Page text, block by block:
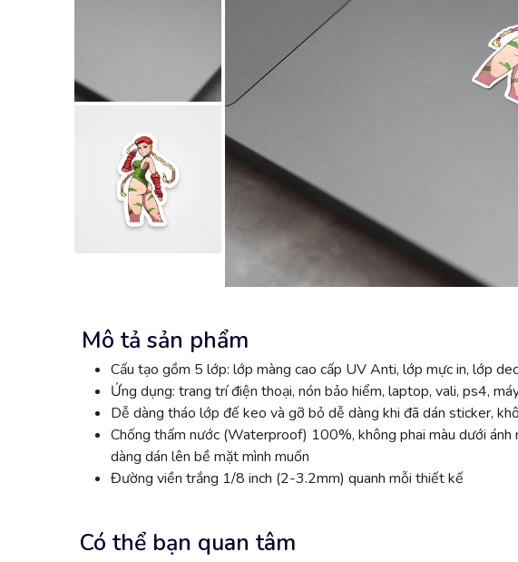
Mô tả sản phẩm
Cấu tạo gồm 5 lớp: lớp màng cao cấp UV Anti, lớp mực in, lớp
Ứng dụng: trang trí điện thoại, nón bảo hiểm, laptop, vali, ps4,
Dễ dàng tháo lớp đế keo và gỡ bỏ dễ dàng khi đã dán sticker,
Chống thấm nước (Waterproof) 100%, không phai màu dưới
dàng dán lên bề mặt mình muốn
Đường viền trắng 1/8 inch (2-3.2mm) quanh mỗi thiết kế
Có thể bạn quan tâm